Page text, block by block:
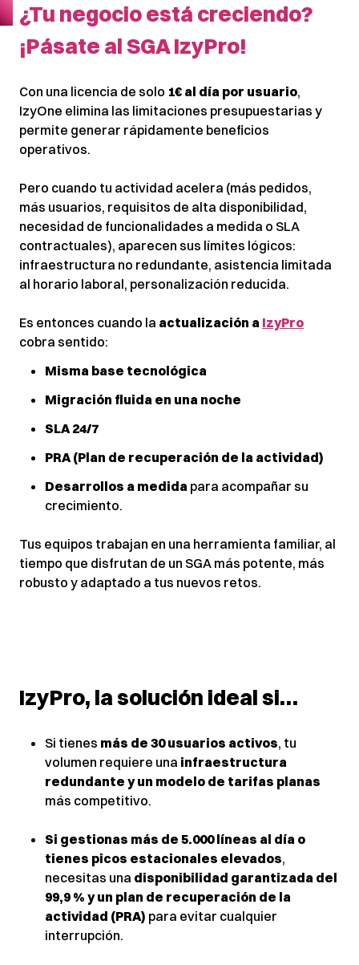
¿Tu negocio está creciendo?
¡Pásate al SGA IzyPro!
Con una licencia de solo 1€ al día por usuario,
IzyOne elimina las limitaciones presupuestarias y
permite generar rápidamente beneficios
operativos.
Pero cuando tu actividad acelera (más pedidos,
más usuarios, requisitos de alta disponibilidad,
necesidad de funcionalidades a medida o SLA
contractuales), aparecen sus límites lógicos:
infraestructura no redundante, asistencia limitada
al horario laboral, personalización reducida.
Es entonces cuando la actualización a IzyPro
cobra sentido:
Misma base tecnológica
Migración fluida en una noche
SLA 24/7
PRA (Plan de recuperación de la actividad)
Desarrollos a medida para acompañar su
crecimiento.
Tus equipos trabajan en una herramienta familiar, al
tiempo que disfrutan de un SGA más potente, más
robusto y adaptado a tus nuevos retos.
IzyPro, la solución ideal si…
Si tienes más de 30 usuarios activos, tu
volumen requiere una infraestructura
redundante y un modelo de tarifas planas
más competitivo.
Si gestionas más de 5.000 líneas al día o
tienes picos estacionales elevados,
necesitas una disponibilidad garantizada del
99,9 % y un plan de recuperación de la
actividad (PRA) para evitar cualquier
interrupción.